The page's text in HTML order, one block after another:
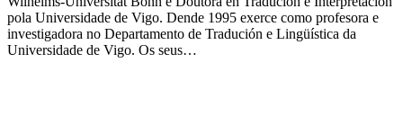
pola Universidade de Vigo. Dende 1995 exerce como profesora e
investigadora no Departamento de Tradución e Lingüística da
Universidade de Vigo. Os seus…